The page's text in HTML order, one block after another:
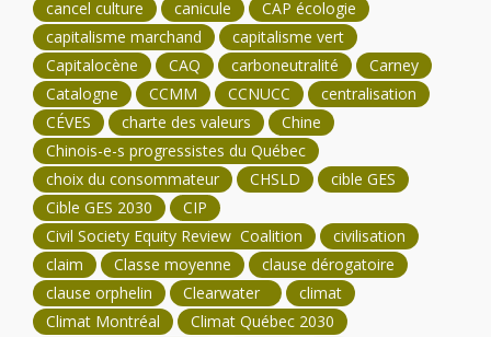
cancel culture
canicule
CAP écologie
capitalisme marchand
capitalisme vert
Capitalocène
CAQ carboneutralité
Carney
Catalogne
CCMM CCNUCC
centralisation
CÉVES
charte des valeurs
Chine
Chinois-e-s progressistes du Québec
choix du consommateur
CHSLD
cible GES
Cible GES 2030
CIP
Civil Society Equity Review Coalition
civilisation
claim
Classe moyenne
clause dérogatoire
clause orphelin
Clearwater
climat
Climat Montréal
Climat Québec 2030